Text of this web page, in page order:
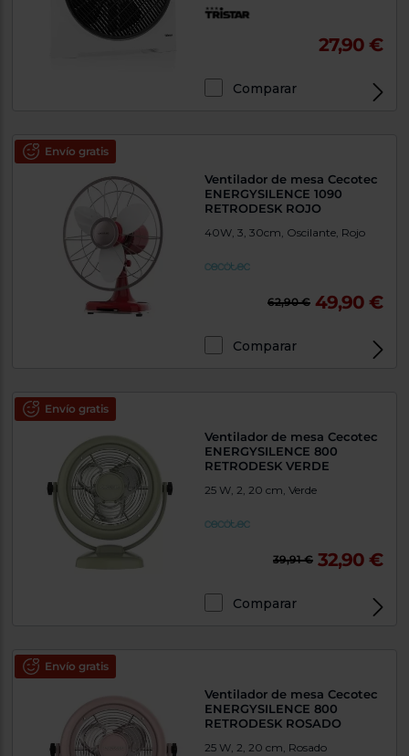
27,90 €
Comparar
Envío gratis
Ventilador de mesa Cecotec
ENERGYSILENCE 1090
RETRODESK ROJO
40W, 3, 30cm, Oscilante, Rojo
62,90 € 49,90 €
Comparar
Envío gratis
Ventilador de mesa Cecotec
ENERGYSILENCE 800
RETRODESK VERDE
25 W, 2, 20 cm, Verde
39,91 € 32,90 €
Comparar
Envío gratis
Ventilador de mesa Cecotec
ENERGYSILENCE 800
RETRODESK ROSADO
25 W, 2, 20 cm, Rosado